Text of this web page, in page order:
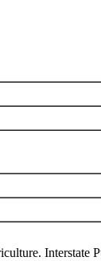
Interstate